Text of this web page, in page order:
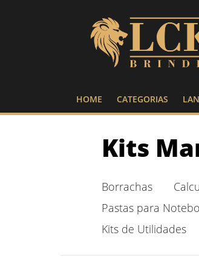
HOME CATEGORIAS
Kits
Borrachas
Pastas para
Kits de Utilidades